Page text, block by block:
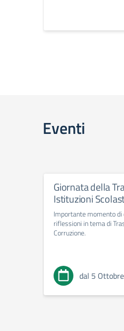
Eventi
Giornata della
Istituzioni
Importante momento di
riflessioni in tema di
Corruzione.
dal 5